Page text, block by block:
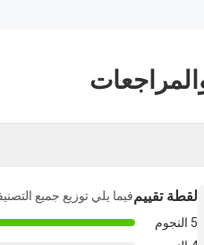
لقطة تقييمفيما يلي توزيع جميع
5 النجوم